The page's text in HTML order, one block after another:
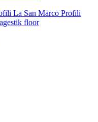
La San Marco Profili
floor